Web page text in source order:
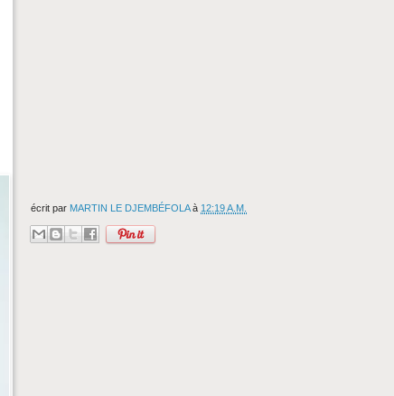
écrit par MARTIN LE DJEMBÉFOLAà 12:19 A.M.